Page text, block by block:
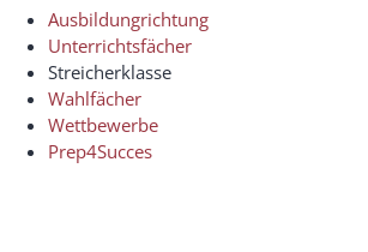
Ausbildungrichtung
Unterrichtsfächer
Streicherklasse
Wahlfächer
Wettbewerbe
Prep4Succes